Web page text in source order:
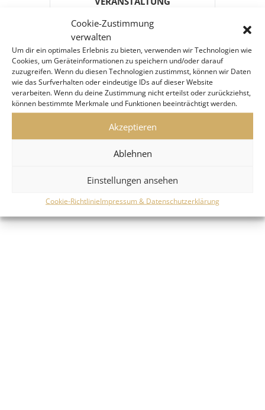
Cookie-Zustimmung
verwalten
Um dir ein optimales Erlebnis zu bieten, verwenden wir Technologien wie
Cookies, um Geräteinformationen zu speichern und/oder darauf
zuzugreifen. Wenn du diesen Technologien zustimmst, können wir Daten
wie das Surfverhalten oder eindeutige IDs auf dieser Website
verarbeiten. Wenn du deine Zustimmung nicht erteilst oder zurückziehst,
können bestimmte Merkmale und Funktionen beeinträchtigt werden.
Akzeptieren
Ablehnen
Einstellungen ansehen
Cookie-RichtlinieImpressum & Datenschutzerklärung